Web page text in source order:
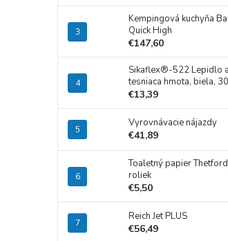
Kempingová kuchyňa
Quick High
€147,60
Sikaflex®-522 Lepidlo a
tesniaca hmota, biela,
€13,39
Vyrovnávacie nájazdy
€41,89
Toaletný papier
roliek
€5,50
Reich Jet PLUS
€56,49